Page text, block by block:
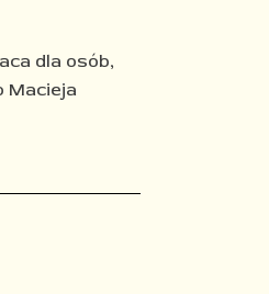
dla osób,
Macieja